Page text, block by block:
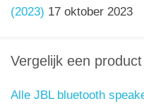
(2023) 17 oktober 2023
Vergelijk een
Alle JBL bluetooth